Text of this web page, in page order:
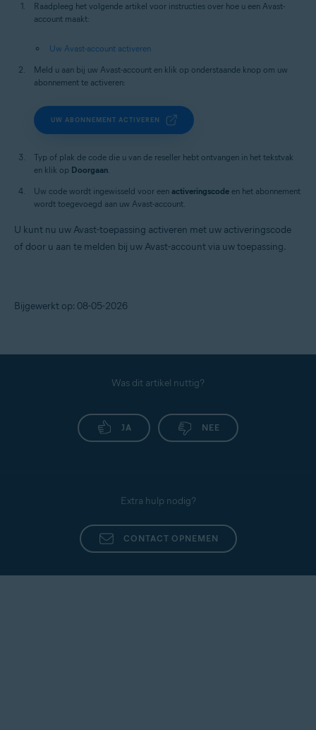
Raadpleeg het volgende artikel voor instructies over hoe u een Avast-
account maakt:
Uw Avast-account activeren
Meld u aan bij uw Avast-account en klik op onderstaande knop om uw
abonnement te activeren:
UW ABONNEMENT ACTIVEREN
Typ of plak de code die u van de reseller hebt ontvangen in het tekstvak
en klik op Doorgaan.
Uw code wordt ingewisseld voor een activeringscode en het abonnement
wordt toegevoegd aan uw Avast-account.
U kunt nu uw Avast-toepassing activeren met uw activeringscode
of door u aan te melden bij uw Avast-account via uw toepassing.
Bijgewerkt op: 08-05-2026
Was dit artikel nuttig?
JA NEE
Extra hulp nodig?
CONTACT OPNEMEN